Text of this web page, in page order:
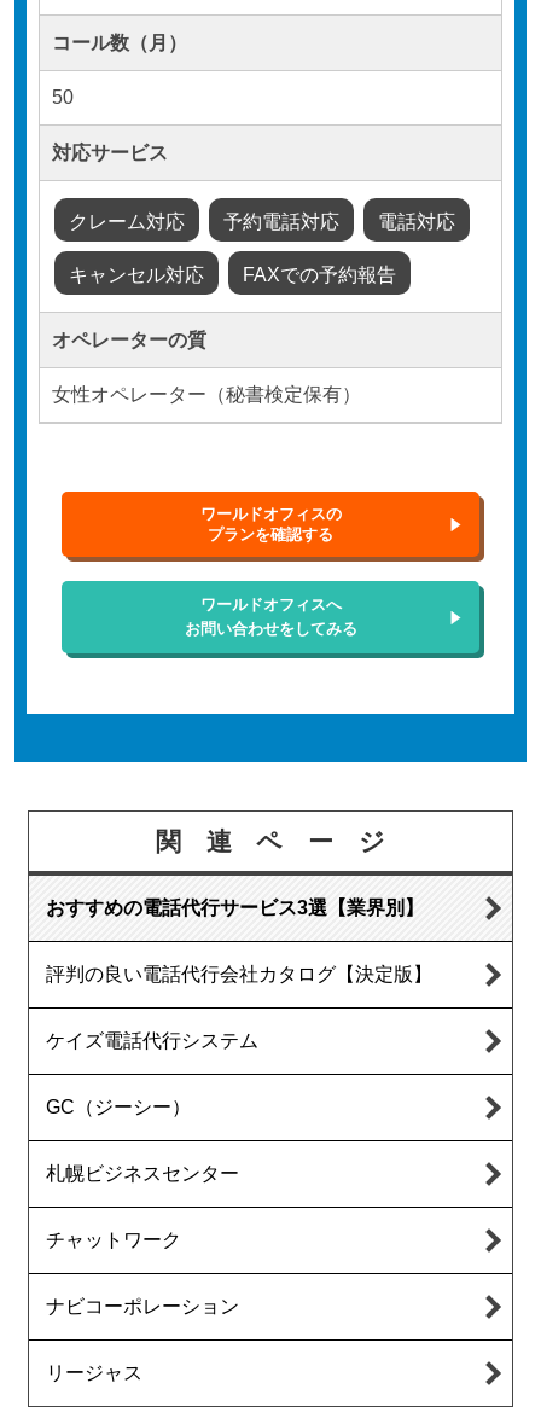
コール数（月）
50
対応サービス
クレーム対応 予約電話対応 電話対応
キャンセル対応 FAXでの予約報告
オペレーターの質
女性オペレーター（秘書検定保有）
ワールドオフィスの
プランを確認する
ワールドオフィスへ
お問い合わせをしてみる
関連ページ
おすすめの電話代行サービス3選【業界別】
評判の良い電話代行会社カタログ【決定版】
ケイズ電話代行システム
GC（ジーシー）
札幌ビジネスセンター
チャットワーク
ナビコーポレーション
リージャス